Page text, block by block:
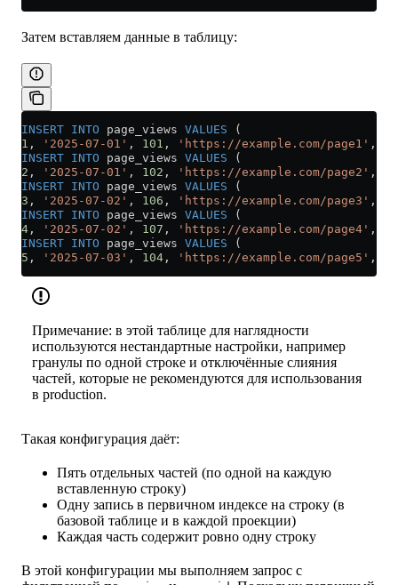
Затем вставляем данные в таблицу:
INSERT INTO page_views VALUES (
1 , '2025-07-01' , 101 , 'https://example.com/page1' ,
INSERT INTO page_views VALUES (
2 , '2025-07-01' , 102 , 'https://example.com/page2' ,
INSERT INTO page_views VALUES (
3 , '2025-07-02' , 106 , 'https://example.com/page3' ,
INSERT INTO page_views VALUES (
4 , '2025-07-02' , 107 , 'https://example.com/page4' ,
INSERT INTO page_views VALUES (
5 , '2025-07-03' , 104 , 'https://example.com/page5' ,
Примечание: в этой таблице для наглядности
используются нестандартные настройки, например
гранулы по одной строке и отключённые слияния
частей, которые не рекомендуются для использования
в production.
Такая конфигурация даёт:
Пять отдельных частей (по одной на каждую
вставленную строку)
Одну запись в первичном индексе на строку (в
базовой таблице и в каждой проекции)
Каждая часть содержит ровно одну строку
В этой конфигурации мы выполняем запрос с